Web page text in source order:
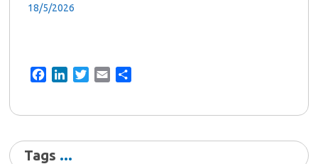
18/5/2026
FacebookLinkedInTwitterEmail
Tags